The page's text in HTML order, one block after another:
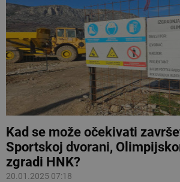
Kad se može očekivati
Sportskoj dvorani,
zgradi HNK?
20.01.2025 07:18